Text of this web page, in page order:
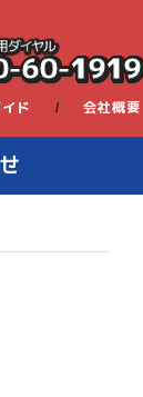
60-1919
ド 会社概要